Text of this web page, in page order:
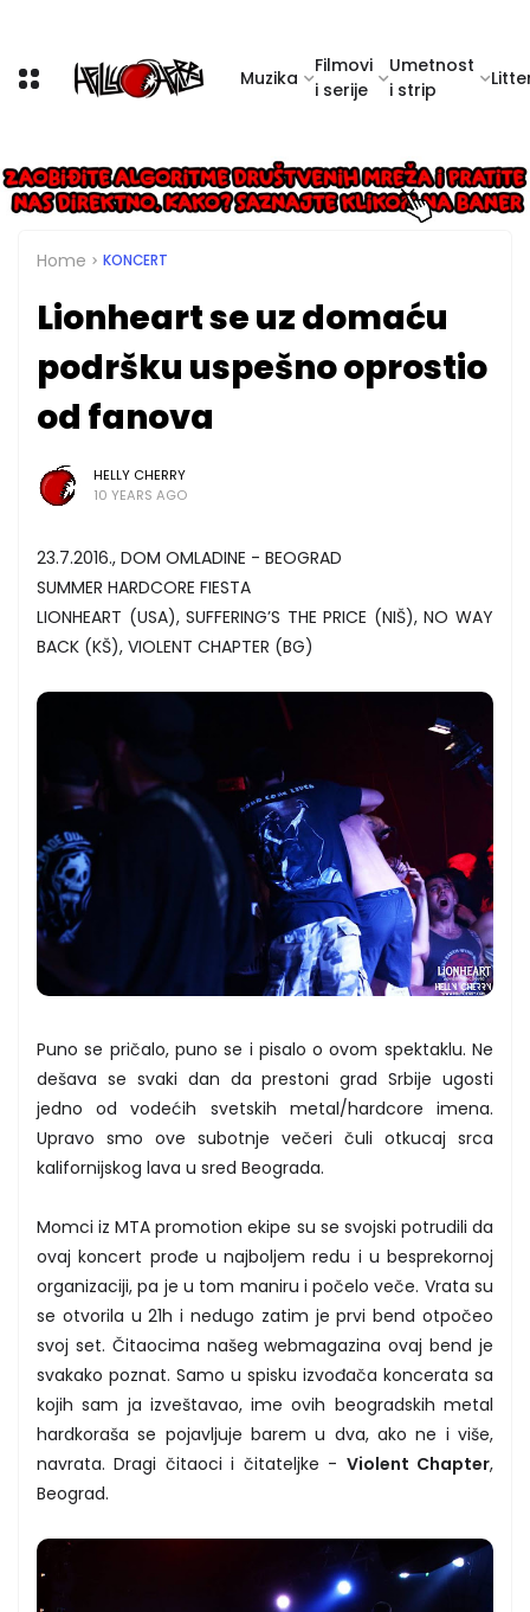
Muzika
Filmovi
i serije
Umetnost
i strip
Home KONCERT
Lionheart se uz domaću
podršku uspešno oprostio
od fanova
HELLY CHERRY
10 YEARS AGO
23.7.2016., DOM OMLADINE - BEOGRAD
SUMMER HARDCORE FIESTA
LIONHEART (USA), SUFFERING’S THE PRICE (NIŠ), NO WAY
BACK (KŠ), VIOLENT CHAPTER (BG)
Puno se pričalo, puno se i pisalo o ovom spektaklu. Ne
dešava se svaki dan da prestoni grad Srbije ugosti
jedno od vodećih svetskih metal/hardcore imena.
Upravo smo ove subotnje večeri čuli otkucaj srca
kalifornijskog lava u sred Beograda.
Momci iz MTA promotion ekipe su se svojski potrudili da
ovaj koncert prođe u najboljem redu i u besprekornoj
organizaciji, pa je u tom maniru i počelo veče. Vrata su
se otvorila u 21h i nedugo zatim je prvi bend otpočeo
svoj set. Čitaocima našeg webmagazina ovaj bend je
svakako poznat. Samo u spisku izvođača koncerata sa
kojih sam ja izveštavao, ime ovih beogradskih metal
hardkoraša se pojavljuje barem u dva, ako ne i više,
navrata. Dragi čitaoci i čitateljke - Violent Chapter,
Beograd.